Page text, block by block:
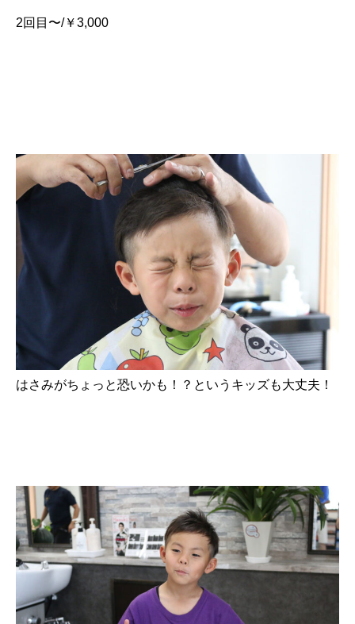
2回目〜/￥3,000
はさみがちょっと恐いかも！？というキッズも大丈夫！